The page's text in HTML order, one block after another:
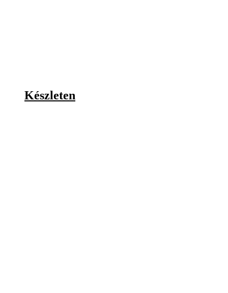
Készleten